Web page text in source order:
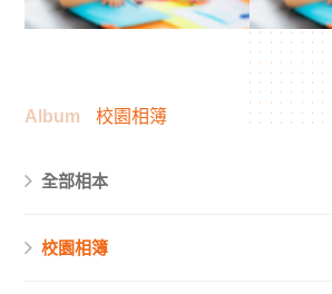
Album 校園相簿
全部相本
校園相簿